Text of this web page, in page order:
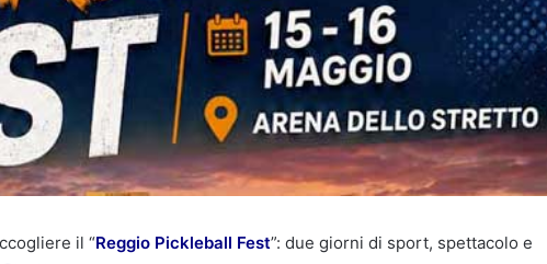
il “Reggio Pickleball Fest”: due giorni di sport, spettacolo e